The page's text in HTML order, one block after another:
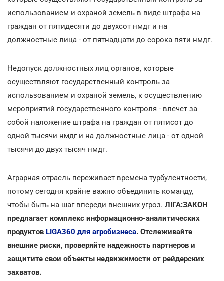
использованием и охраной земель в виде штрафа на
граждан от пятидесяти до двухсот нмдг и на
должностные лица - от пятнадцати до сорока пяти нмдг.
Недопуск должностных лиц органов, которые
осуществляют государственный контроль за
использованием и охраной земель, к осуществлению
мероприятий государственного контроля - влечет за
собой наложение штрафа на граждан от пятисот до
одной тысячи нмдг и на должностные лица - от одной
тысячи до двух тысяч нмдг.
Аграрная отрасль переживает времена турбулентности,
потому сегодня крайне важно объединить команду,
чтобы быть на шаг впереди внешних угроз. ЛІГА:ЗАКОН
предлагает комплекс информационно-аналитических
продуктов LIGA360 для агробизнеса. Отслеживайте
внешние риски, проверяйте надежность партнеров и
защитите свои объекты недвижимости от рейдерских
захватов.